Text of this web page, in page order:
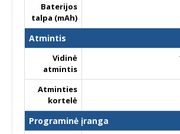
Baterijos
talpa (mAh)
Atmintis
Vidinė
atmintis
Atminties
kortelė
Programinė įranga